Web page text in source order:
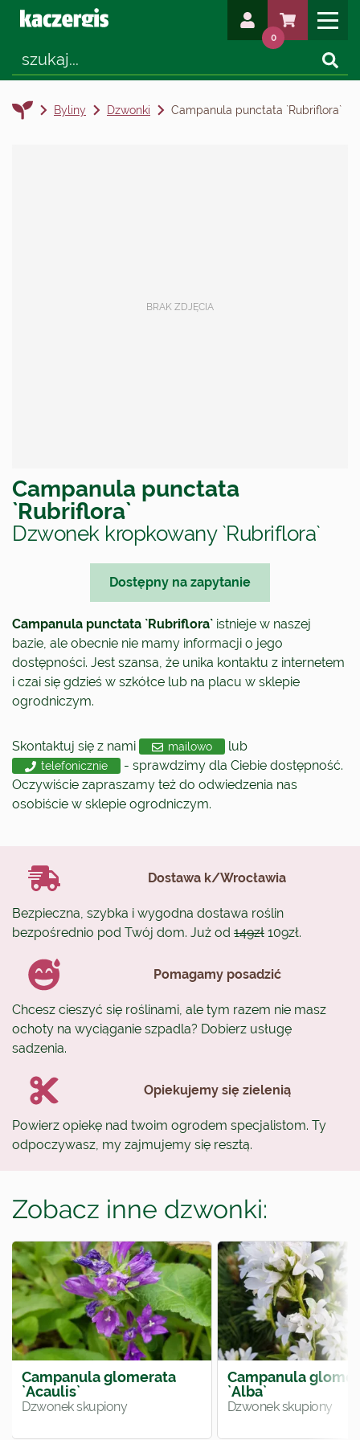
0
Byliny Dzwonki Campanula punctata `Rubriflora`
Campanula punctata
`Rubriflora`
Dzwonek kropkowany `Rubriflora`
Dostępny na zapytanie
Campanula punctata `Rubriflora` istnieje w naszej
bazie, ale obecnie nie mamy informacji o jego
dostępności. Jest szansa, że unika kontaktu z internetem
i czai się gdzieś w szkółce lub na placu w sklepie
ogrodniczym.
Skontaktuj się z nami mailowo lub
telefonicznie
- sprawdzimy dla Ciebie dostępność.
Oczywiście zapraszamy też do odwiedzenia nas
osobiście w sklepie ogrodniczym.
Dostawa k/Wrocławia
Bezpieczna, szybka i wygodna dostawa roślin
bezpośrednio pod Twój dom. Już od 149zł 109zł.
Pomagamy posadzić
Chcesz cieszyć się roślinami, ale tym razem nie masz
ochoty na wyciąganie szpadla? Dobierz usługę
sadzenia.
Opiekujemy się zielenią
Powierz opiekę nad twoim ogrodem specjalistom. Ty
odpoczywasz, my zajmujemy się resztą.
Zobacz inne dzwonki:
Campanula glomerata
`Acaulis`
Dzwonek skupiony
Campanula
`Alba`
Dzwonek skupiony